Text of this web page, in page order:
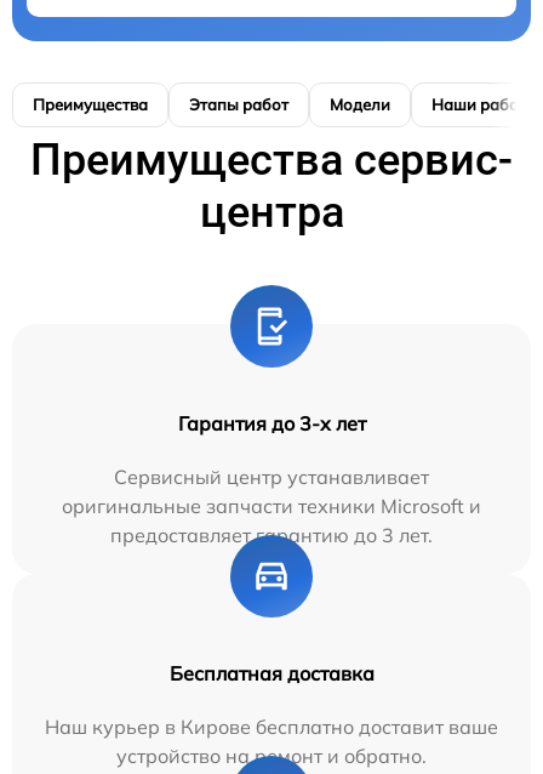
Преимущества Этапы работ Модели Наши работы
Преимущества сервис-
центра
Гарантия до 3-х лет
Сервисный центр устанавливает
оригинальные запчасти техники Microsoft и
предоставляет гарантию до 3 лет.
Бесплатная доставка
Наш курьер в Кирове бесплатно доставит ваше
устройство на ремонт и обратно.